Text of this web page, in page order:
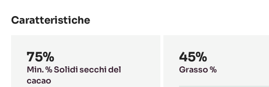
Caratteristiche
75%
Min. % Solidi secchi del
cacao
45%
Grasso %